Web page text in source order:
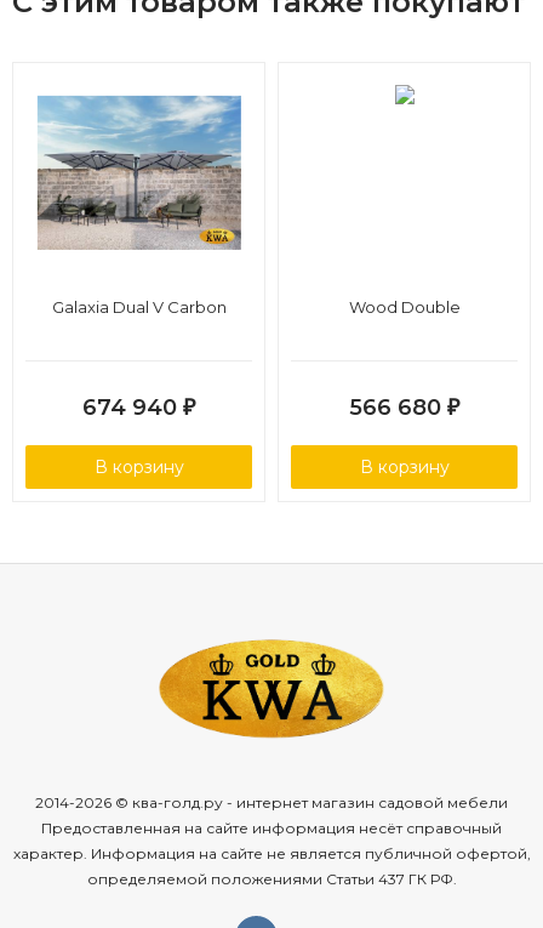
Galaxia Dual V Carbon
674 940 ₽
В корзину
Wood Double
566 680 ₽
В корзину
2014-2026 © ква-голд.ру - интернет магазин садовой мебели
Предоставленная на сайте информация несёт справочный
характер. Информация на сайте не является публичной офертой,
определяемой положениями Статьи 437 ГК РФ.